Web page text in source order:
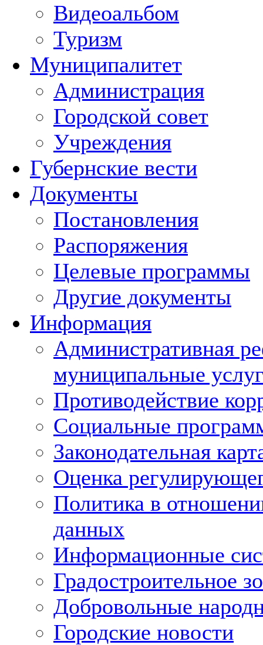
Видеоальбом
Туризм
Муниципалитет
Администрация
Городской совет
Учреждения
Губернские вести
Документы
Постановления
Распоряжения
Целевые программы
Другие документы
Информация
Административная
муниципальные
Противодействие
Социальные
Законодательная
Оценка
Политика в
данных
Информационные
Градостроительное
Добровольные
Городские новости